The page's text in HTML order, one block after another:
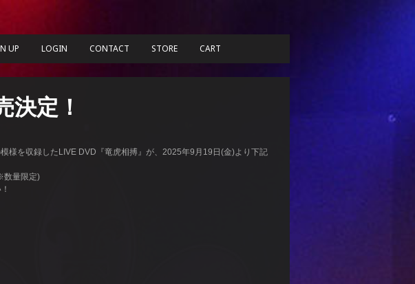
UP LOGIN CONTACT STORE CART
決定！
様を収録したLIVE DVD『竜虎相搏』が、2025年9月19日(金)より下記
数量限定)